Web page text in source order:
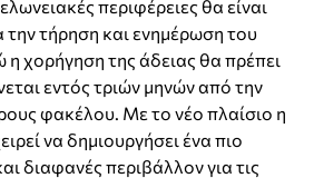
περιφέρειες θα είναι
την τήρηση και ενημέρωση του
χορήγηση της άδειας θα πρέπει
εντός τριών μηνών από την
φακέλου. Με το νέο πλαίσιο η
να δημιουργήσει ένα πιο
διαφανές περιβάλλον για τις